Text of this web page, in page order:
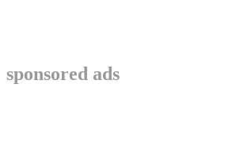
sponsored ads